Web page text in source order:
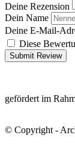
Deine Rezension
Dein Name
Deine E-Mail-
Diese
Submit Review
gefördert im
© Copyright -